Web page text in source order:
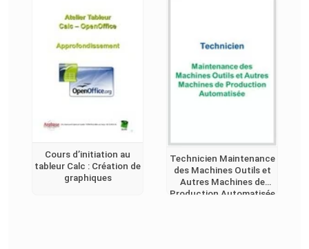
Cours d’initiation au
tableur Calc : Création de
graphiques
Technicien Maintenance
des Machines Outils et
Autres Machines de
Production Automatisée